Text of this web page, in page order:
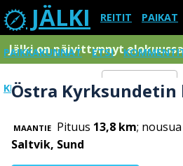
JÄLKI REITIT PAIKAT
PAIKKAKUNNAT ETSI
KIRJAUDU SISÄÄN Menu
Jälki on päivittynnyt
Östra
MAANTIE Pituus 13,8 km; nousua
Saltvik, Sund